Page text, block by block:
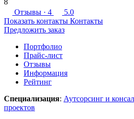
Отзывы · 4
5.0
Показать контакты Контакты
Предложить заказ
Портфолио
Прайс-лист
Отзывы
Информация
Рейтинг
Специализация: Аутсорсинг и
проектов